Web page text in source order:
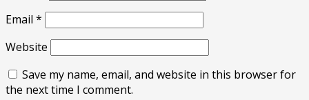
Email *
Website
Save my name, email, and website in this browser for
the next time I comment.